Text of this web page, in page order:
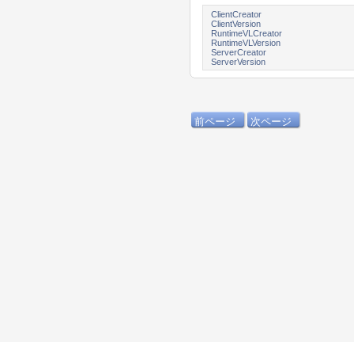
ClientCreator
ClientVersion
RuntimeVLCreator
RuntimeVLVersion
ServerCreator
ServerVersion
前ページ 次ページ